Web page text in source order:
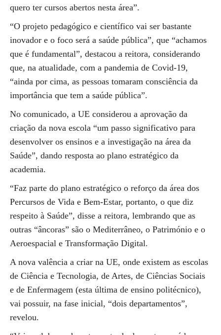
quero ter cursos abertos nesta área”.
“O projeto pedagógico e científico vai ser bastante
inovador e o foco será a saúde pública”, que “achamos
que é fundamental”, destacou a reitora, considerando
que, na atualidade, com a pandemia de Covid-19,
“ainda por cima, as pessoas tomaram consciência da
importância que tem a saúde pública”.
No comunicado, a UE considerou a aprovação da
criação da nova escola “um passo significativo para
desenvolver os ensinos e a investigação na área da
Saúde”, dando resposta ao plano estratégico da
academia.
“Faz parte do plano estratégico o reforço da área dos
Percursos de Vida e Bem-Estar, portanto, o que diz
respeito à Saúde”, disse a reitora, lembrando que as
outras “âncoras” são o Mediterrâneo, o Património e o
Aeroespacial e Transformação Digital.
A nova valência a criar na UE, onde existem as escolas
de Ciência e Tecnologia, de Artes, de Ciências Sociais
e de Enfermagem (esta última de ensino politécnico),
vai possuir, na fase inicial, “dois departamentos”,
revelou.